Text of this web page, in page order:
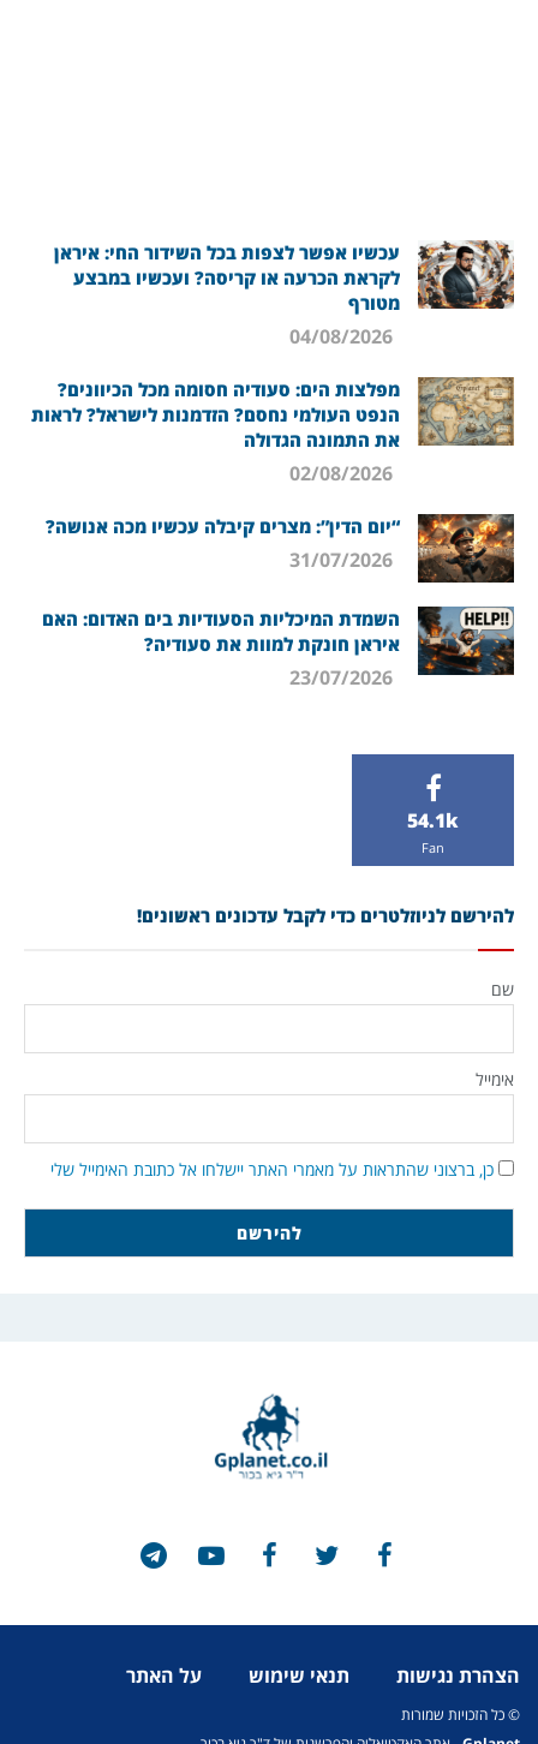
עכשיו אפשר לצפות בכל השידור החי: איראן
לקראת הכרעה או קריסה? ועכשיו במבצע
מטורף
מפלצות הים: סעודיה חסומה מכל הכיוונים?
הנפט העולמי נחסם? הזדמנות לישראל? לראות
את התמונה הגדולה
“יום הדין”: מצרים קיבלה עכשיו מכה אנושה?
השמדת המיכליות הסעודיות בים האדום: האם
איראן חונקת למוות את סעודיה?
54.1k
Fan
להירשם לניוזלטרים כדי לקבל עדכונים ראשונים!
שם
אימייל
כן, ברצוני שהתראות על מאמרי האתר יישלחו אל כתובת האימייל שלי
הצהרת נגישות תנאי שימוש על האתר
© כל הזכויות שמורות